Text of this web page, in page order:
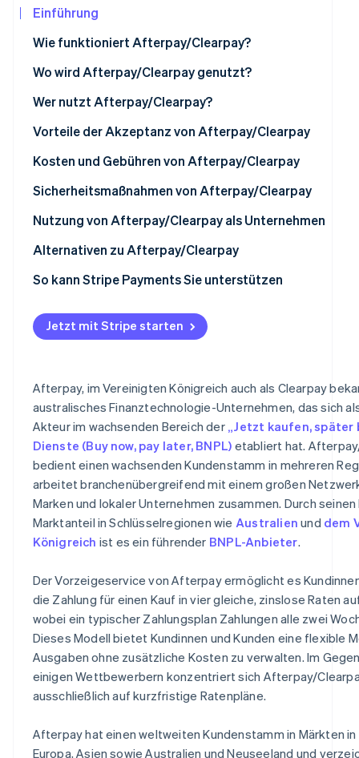
Start-up-Gründung
Climate
CO₂-Entnahme
Identity
Stripe-Sessions 2026
Erfahren Sie, wie Stripe Lösungen für die
Jetzt ansehen
Partner
Einführung
Wie funktioniert Afterpay/Clearpay?
Wo wird Afterpay/Clearpay genutzt?
Nordamerika
Europa
Asien
Australien und Neuseeland
Wer nutzt Afterpay/Clearpay?
Vorteile der Akzeptanz von Afterpay/Clearpay
Kosten und Gebühren von Afterpay/Clearpay
Sicherheitsmaßnahmen von Afterpay/Clearpay
Nutzung von Afterpay/Clearpay als Unternehmen
Technische Anforderungen
So richten Sie Afterpay/Clearpay ein
Alternativen zu Afterpay/Clearpay
So kann Stripe Payments Sie unterstützen
Jetzt mit Stripe starten
Afterpay, im Vereinigten Königreich auch als Clearpay
australisches Finanztechnologie-Unternehmen, das sich
Akteur im wachsenden Bereich der „Jetzt kaufen, später
Dienste (Buy now, pay later, BNPL) etabliert hat.
bedient einen wachsenden Kundenstamm in mehreren
arbeitet branchenübergreifend mit einem großen
Marken und lokaler Unternehmen zusammen. Durch
Marktanteil in Schlüsselregionen wie Australien und dem
Königreich ist es ein führender BNPL-Anbieter.
Der Vorzeigeservice von Afterpay ermöglicht es
die Zahlung für einen Kauf in vier gleiche, zinslose Raten
wobei ein typischer Zahlungsplan Zahlungen alle zwei
Dieses Modell bietet Kundinnen und Kunden eine flexible
Ausgaben ohne zusätzliche Kosten zu verwalten. Im
einigen Wettbewerbern konzentriert sich Afterpay/
ausschließlich auf kurzfristige Ratenpläne.
Afterpay hat einen weltweiten Kundenstamm in Märkten in
Europa, Asien sowie Australien und Neuseeland und